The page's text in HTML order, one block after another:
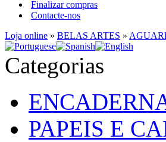
Finalizar compras
Contacte-nos
Loja online » BELAS ARTES »
Categorias
PAPEIS E